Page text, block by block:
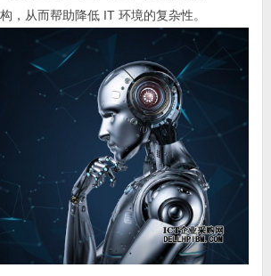
，从而帮助降低 IT 环境的复杂性。